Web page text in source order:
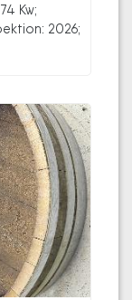
Kw;
2026;